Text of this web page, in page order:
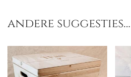
andere suggesties…